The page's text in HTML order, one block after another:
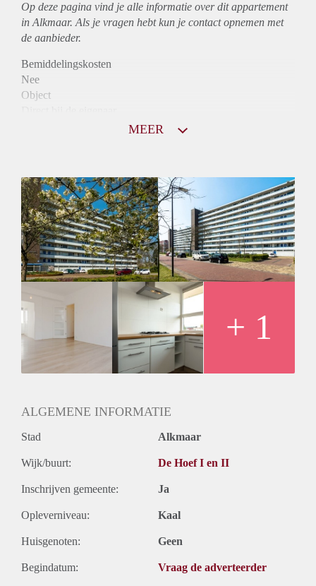
Op deze pagina vind je alle informatie over ditappartement
in Alkmaar. Als je vragen hebt kun je contact opnemen met
de aanbieder.
Bemiddelingskosten
Nee
Object
Huurtoeslag
Niet mogelijk
Inkomen eis
2,9 X Maandhuur Bruto
Huurtermijn
Onbepaalde termijn
Oplevering
Kaal
MEER
+ 1
ALGEMENE INFORMATIE
Stad Alkmaar
Wijk/buurt: De Hoef I en II
Inschrijven gemeente: Ja
Opleverniveau: Kaal
Huisgenoten: Geen
Begindatum: Vraag de adverteerder